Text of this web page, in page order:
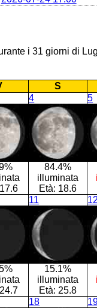
i 31 giorni di
S
17.6
4
84.4%
illuminata
Età: 18.6
5
24.7
11
15.1%
illuminata
Età: 25.8
18